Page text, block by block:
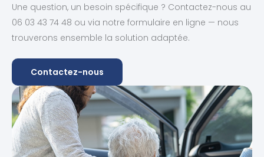
Une question, un besoin spécifique ? Contactez-nous au
06 03 43 74 48 ou via notre formulaire en ligne — nous
trouverons ensemble la solution adaptée.
Contactez-nous